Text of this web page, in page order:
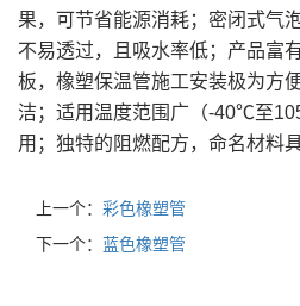
果，可节省能源消耗；密闭式气
不易透过，且吸水率低；产品富
板，橡塑保温管施工安装极为方
洁；适用温度范围广（-40℃至
用；独特的阻燃配方，命名材料
上一个： 彩色橡塑管
下一个： 蓝色橡塑管